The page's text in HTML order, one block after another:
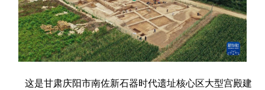
法律 中央文件 金融 汽车
食品 人居 信息化 数字经济
学术中国 乡村振兴 银龄 溯源中国
城市 旅游 能源 会展
这是甘肃庆阳市南佐新石器时代遗址核心区大型宫殿建